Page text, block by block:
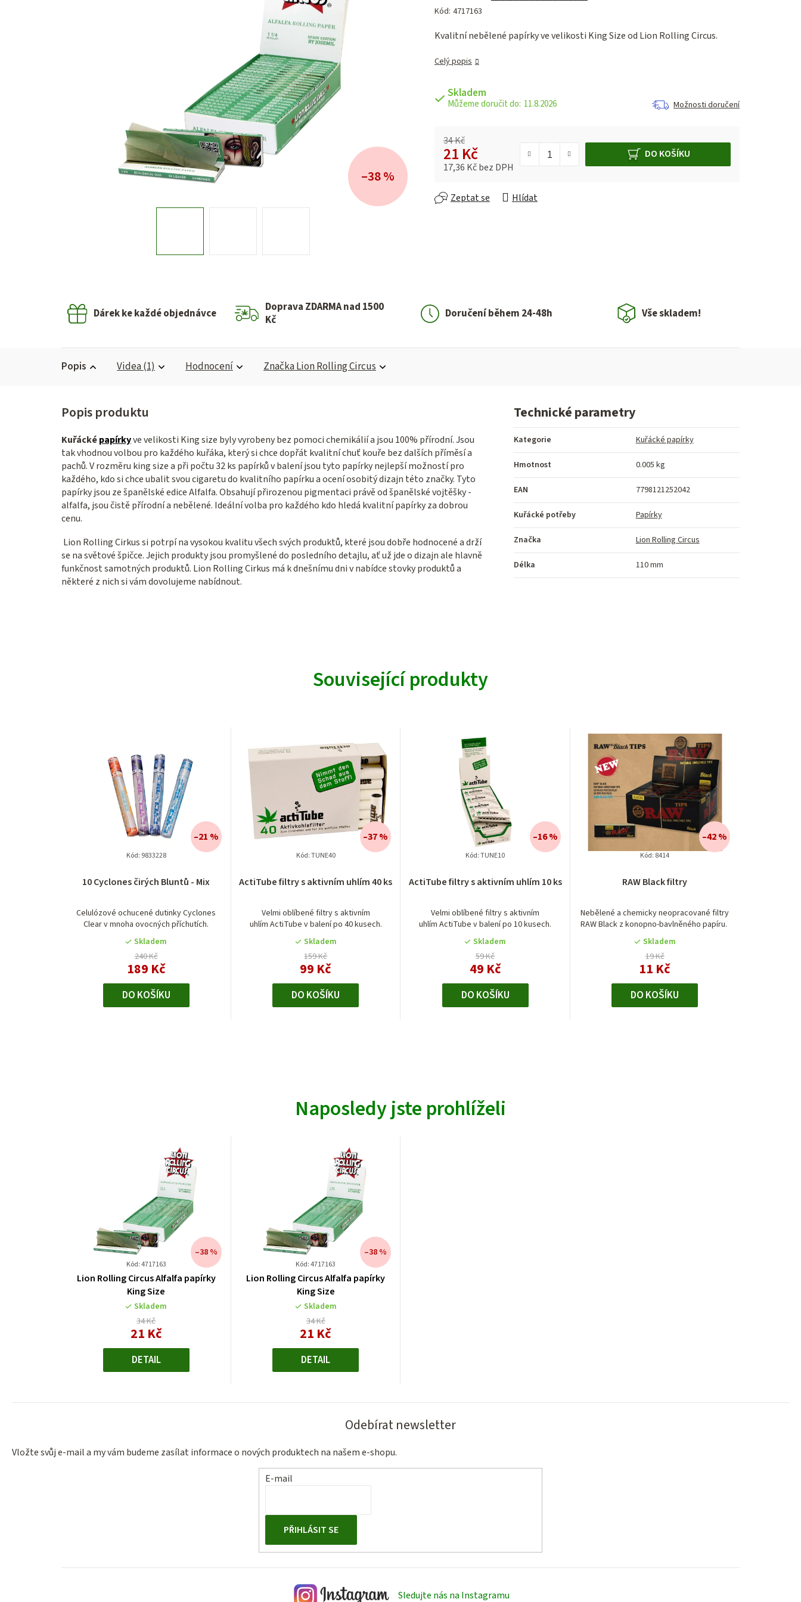
hodnocení
je
z 5
Kód: 4717163
Kvalitní nebělené papírky ve velikosti King Size od Lion Rolling Circus.
Celý popis
Skladem
11.8.2026 Možnosti doručení
34 Kč
21 Kč
17,36 Kč bez DPH
DO KOŠÍKU
Zeptat se Hlídat
–38 %
Dárek ke každé objednávce
Doprava ZDARMA nad 1500
Kč
Doručení během 24-48h Vše skladem!
Popis Videa (1) Hodnocení ZnačkaLion Rolling Circus
Kuřácképapírkyve velikosti King size byly vyrobeny bez pomoci chemikálií a jsou 100% přírodní. Jsou
tak vhodnou volbou pro každého kuřáka, který si chce dopřát kvalitní chuť kouře bez dalších příměsí a
pachů. V rozměru king size a při počtu 32 ks papírků v balení jsou tyto papírky nejlepší možností pro
každého, kdo si chce ubalit svou cigaretu do kvalitního papírku a ocení osobitý dizajn této značky. Tyto
papírky jsou ze španělské edice Alfalfa. Obsahují přirozenou pigmentaci právě od španělské vojtěšky -
alfalfa, jsou čistě přírodní a nebělené. Ideální volba pro každého kdo hledá kvalitní papírky za dobrou
cenu.
Lion Rolling Cirkus si potrpí na vysokou kvalitu všech svých produktů, které jsou dobře hodnocené a drží
se na světové špičce. Jejich produkty jsou promyšlené do posledního detajlu, ať už jde o dizajn ale hlavně
funkčnost samotných produktů. Lion Rolling Cirkus má k dnešnímu dni v nabídce stovky produktů a
některé z nich si vám dovolujeme nabídnout.
Technické parametry
Kategorie Kuřácké papírky
Hmotnost 0.005 kg
EAN 7798121252042
Kuřácké potřeby Papírky
Značka Lion Rolling Circus
Délka 110 mm
Související produkty
10 Cyclones čirých Bluntů - Mix
Celulózové ochucené dutinky Cyclones
Clear v mnoha ovocných příchutích.
Skladem
240 Kč
189 Kč
–21 %
DO KOŠÍKU
Kód: 9833228
ActiTube filtry s aktivním uhlím 40 ks
Velmi oblíbené filtry s aktivním
uhlím ActiTube v balení po 40 kusech.
hodnocení
je
4,0
z
5
hvězdiček.
Skladem
159 Kč
99 Kč
–37 %
DO KOŠÍKU
Kód:TUNE40
ActiTube filtry s aktivním uhlím 10 ks
Velmi oblíbené filtry s aktivním
uhlím ActiTube v balení po 10 kusech.
Skladem
59 Kč
49 Kč
–16 %
DO KOŠÍKU
Kód:TUNE10
RAW Black filtry
Nebělené a chemicky neopracované filtry
RAW Black z konopno-bavlněného papíru.
Skladem
19 Kč
11 Kč
–42 %
DO KOŠÍKU
Kód: 8414
Naposledy jste prohlíželi
Kód: 4717163
Lion Rolling Circus Alfalfa papírky
King Size
Skladem
34 Kč
–38 %
21 KčMěrná
DETAIL
Kód: 4717163
Lion Rolling Circus Alfalfa papírky
King Size
Skladem
34 Kč
–38 %
21 KčMěrná
DETAIL
Odebírat newsletter
Vložte svůj e-mail a my vám budeme zasílat informace o nových produktech na našem e-shopu.
E-mail
PŘIHLÁSIT SE
Sledujte nás na Instagramu